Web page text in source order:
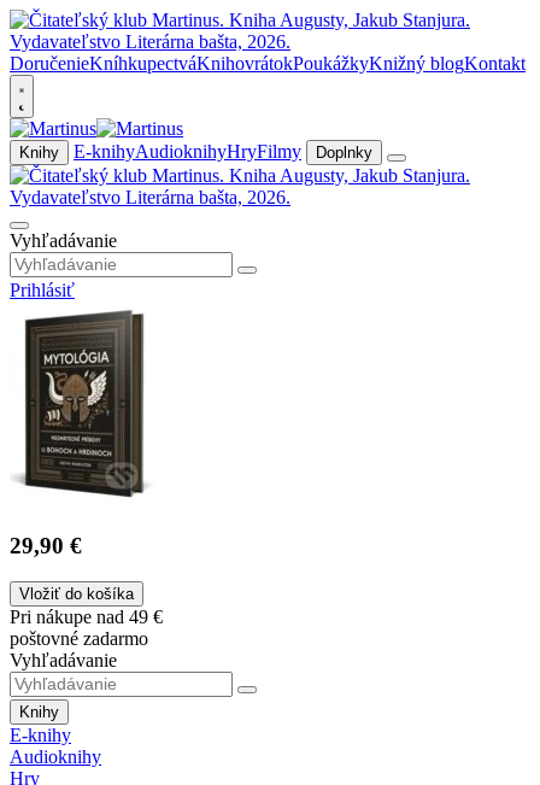
DoručenieKníhkupectváKnihovrátokPoukážkyKnižný blogKontakt
Knihy E-knihyAudioknihyHryFilmy Doplnky
Vyhľadávanie
Prihlásiť
29,90 €
Vložiť do košíka
Pri nákupe nad 49 €
poštovné zadarmo
Vyhľadávanie
Knihy
E-knihy
Audioknihy
Hry